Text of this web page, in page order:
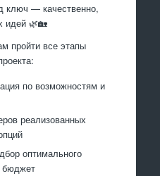
ключ — качественно,
идей 🌿🏡
пройти все этапы
по возможностям и
реализованных
оптимального
бюджет